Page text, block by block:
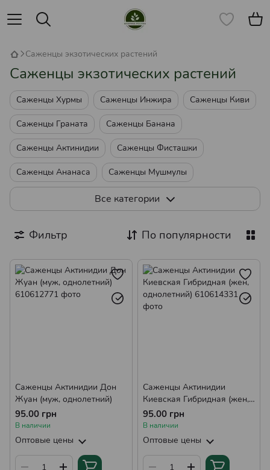
Саженцы экзотических растений
Саженцы экзотических растений
Саженцы Хурмы Саженцы Инжира Саженцы Киви
Саженцы Граната Саженцы Банана
Саженцы Актинидии Саженцы Фисташки
Саженцы Ананаса Саженцы Мушмулы
Саженцы Каштана съедобного
Саженцы Фейхоа Саженцы Грузинского Чая
Все категории
Фильтр По популярности
Саженцы Актинидии Дон
Жуан (муж, однолетний)
95.00 грн
В наличии
Оптовые цены
Саженцы Актинидии
Киевская Гибридная (жен,
однолетний)
95.00 грн
В наличии
Оптовые цены